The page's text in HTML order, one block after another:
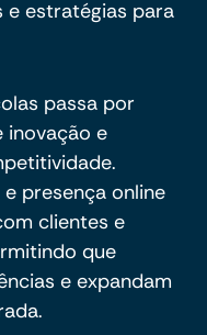
e estratégias para
passa por
inovação e
presença online
clientes e
que
e expandam